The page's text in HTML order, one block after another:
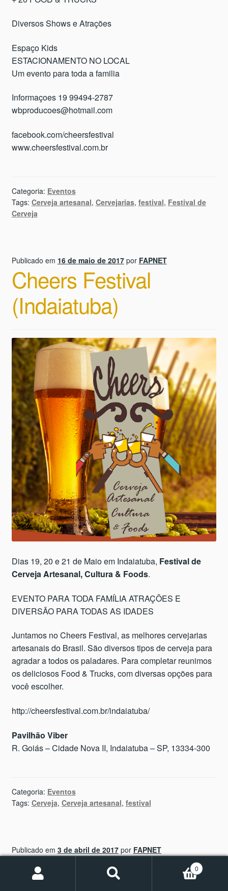
Diversos Shows e Atrações
Espaço Kids
ESTACIONAMENTO NO LOCAL
Um evento para toda a familia
Informaçoes 19 99494-2787
wbproducoes@hotmail.com
facebook.com/cheersfestival
www.cheersfestival.com.br
Categoria: Eventos
Tags: Cerveja artesanal, Cervejarias, festival, Festival de
Cerveja
Publicado em 16 de maio de 2017 por FAPNET
Cheers Festival
(Indaiatuba)
Dias 19, 20 e 21 de Maio em Indaiatuba, Festival de
Cerveja Artesanal, Cultura & Foods.
EVENTO PARA TODA FAMÍLIA ATRAÇÕES E
DIVERSÃO PARA TODAS AS IDADES
Juntamos no Cheers Festival, as melhores cervejarias
artesanais do Brasil. São diversos tipos de cerveja para
agradar a todos os paladares. Para completar reunimos
os deliciosos Food & Trucks, com diversas opções para
você escolher.
http://cheersfestival.com.br/indaiatuba/
Pavilhão Viber
R. Goiás – Cidade Nova II, Indaiatuba – SP, 13334-300
Categoria: Eventos
Tags: Cerveja, Cerveja artesanal, festival
Publicado em 3 de abril de 2017 por FAPNET
Brew Festival Valinhos
Pesquisar
Pesquisar
0